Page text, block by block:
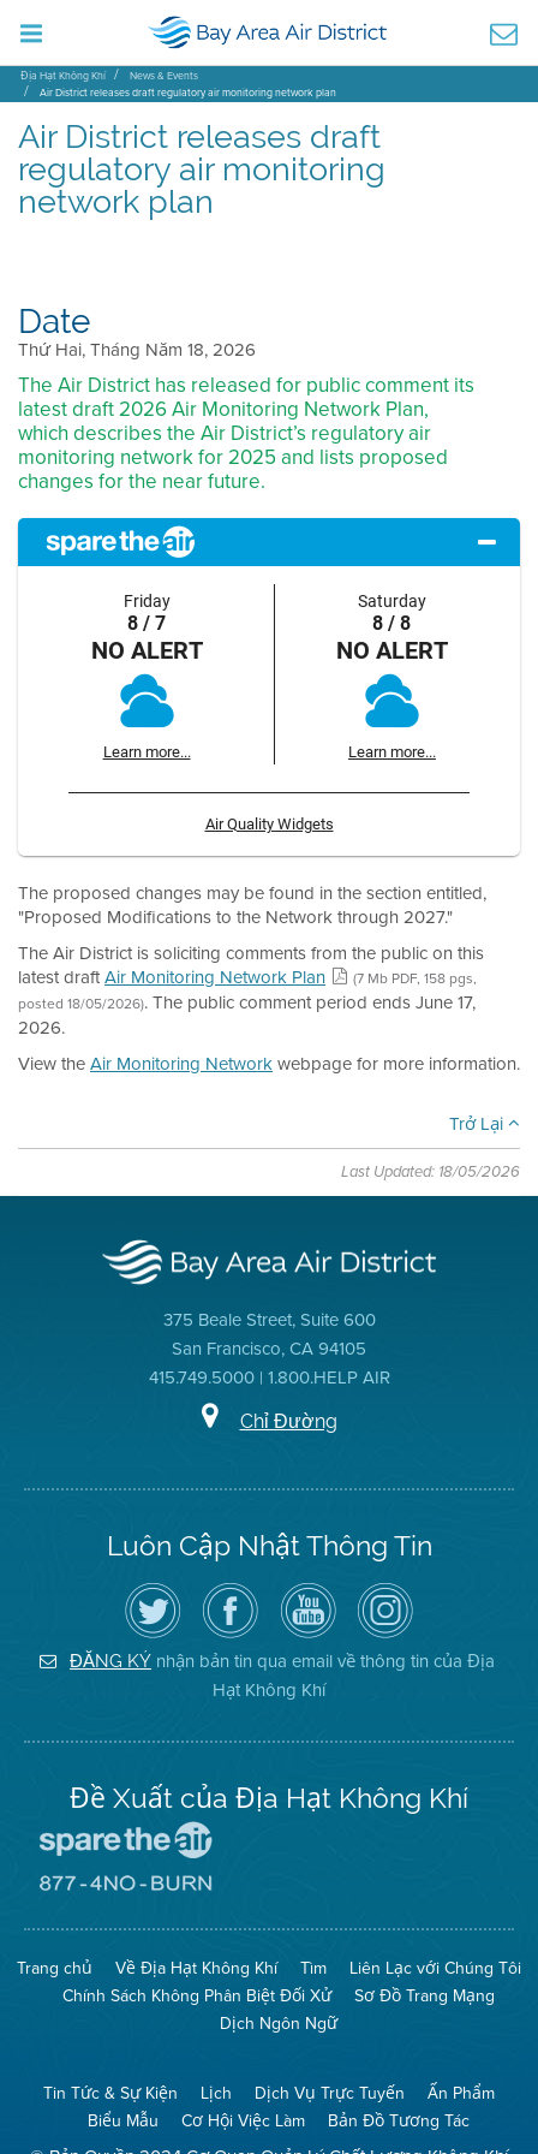
Địa Hạt Không Khí
News & Events
Air District releases draft regulatory air monitoring network plan
Air District releases draft
regulatory air monitoring
network plan
Date
Thứ Hai, Tháng Năm 18, 2026
The Air District has released for public comment its
latest draft 2026 Air Monitoring Network Plan,
which describes the Air District’s regulatory air
monitoring network for 2025 and lists proposed
changes for the near future.
Friday
8 / 7
NO ALERT
Learn more...
Saturday
8 / 8
NO ALERT
Learn more...
Air Quality Widgets
The proposed changes may be found in the section entitled,
"Proposed Modifications to the Network through 2027."
The Air District is soliciting comments from the public on this
latest draftAir Monitoring Network Plan
(7 Mb PDF, 158 pgs,
posted 18/05/2026). The public comment period ends June 17,
2026.
View theAir Monitoring Networkwebpage for more information.
Trở Lại
Last Updated: 18/05/2026
375 Beale Street, Suite 600
San Francisco, CA 94105
415.749.5000 | 1.800.HELP AIR
Chỉ Đường
Luôn Cập Nhật Thông Tin
Hãy
theo
dõi
Địa
Hạt
Không
Truy
cập
Trang
Facebook
của
Địa
Hạt
Kênh
YouTube
của
Địa
Hạt
Không
Khí
Air
District
on
Instagram
ĐĂNG KÝ nhận bản tin qua email về thông tin của Địa
Hạt Không Khí
Đề Xuất của Địa Hạt Không Khí
The
(Bảo
Toàn
Không
Khí)
Mạng
No
Burn
(Không
Đốt)
Trang chủ Về Địa Hạt Không Khí Tìm
Liên Lạc với Chúng Tôi
Chính Sách Không Phân Biệt Đối Xử
Sơ Đồ Trang Mạng
Dịch Ngôn Ngữ
Tin Tức & Sự Kiện Lịch Dịch Vụ Trực Tuyến
Ấn Phẩm
Biểu Mẫu
Cơ Hội Việc Làm Bản Đồ Tương Tác